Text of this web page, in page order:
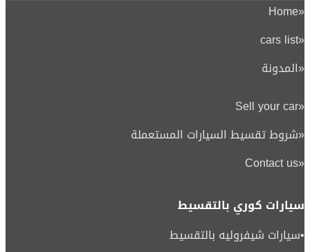
«
Home
«
cars list
«المدونة
«
Sell your car
«شروط تقسيط السيارات المستعملة
«
Contact us
سيارات كوري بالتقسيط
•سيارات شيفروليه بالتقسيط